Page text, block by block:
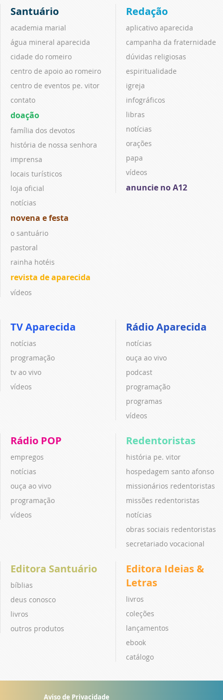
Santuário
academia marial
água mineral aparecida
cidade do romeiro
centro de apoio ao romeiro
centro de eventos pe. vitor
contato
doação
família dos devotos
história de nossa senhora
imprensa
locais turísticos
loja oficial
notícias
novena e festa
o santuário
pastoral
rainha hotéis
revista de aparecida
vídeos
Redação
aplicativo aparecida
campanha da fraternidade
dúvidas religiosas
espiritualidade
igreja
infográficos
libras
notícias
orações
papa
vídeos
anuncie no A12
TV Aparecida
notícias
programação
tv ao vivo
vídeos
Rádio Aparecida
notícias
ouça ao vivo
podcast
programação
programas
vídeos
Rádio POP
empregos
notícias
ouça ao vivo
programação
vídeos
Redentoristas
história pe. vitor
hospedagem santo afonso
missionários redentoristas
missões redentoristas
notícias
obras sociais redentoristas
secretariado vocacional
Editora Santuário
bíblias
deus conosco
livros
outros produtos
Editora Ideias &
Letras
livros
coleções
lançamentos
ebook
catálogo
Aviso de Privacidade